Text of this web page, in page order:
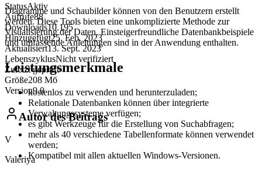
Diagramme und Schaubilder können von den Benutzern erstellt
werden. Diese Tools bieten eine unkomplizierte Methode zur
Visualisierung der Daten. Einsteigerfreundliche Datenbankbeispiele
und umfassende Anleitungen sind in der Anwendung enthalten.
Leistungsmerkmale
kostenlos zu verwenden und herunterzuladen;
Relationale Datenbanken können über integrierte
Verwaltungssysteme verfügen;
es gibt Werkzeuge für die Erstellung von Suchabfragen;
mehr als 40 verschiedene Tabellenformate können verwendet
werden;
Kompatibel mit allen aktuellen Windows-Versionen.
StatusAktiv
Aufrufe88
Downloads10.195
Hinzugefügt25. Feb. 2023
Aktualisiert13. Sept. 2023
LebenszyklusNicht verifiziert
Zuletzt geprüft-
Größe208 Мб
Version9.0
Autor des Beitrags
V
Valeriya